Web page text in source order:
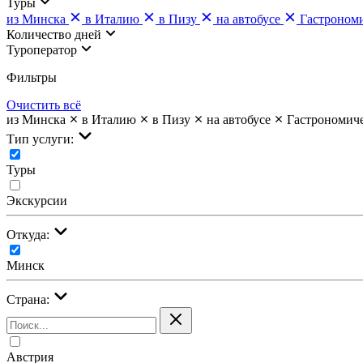
из Минска
в Италию в Пизу на автобусе
Количество дней
Туроператор
Фильтры
Очистить всё
из Минска
в Италию в Пизу на автобусе
Тип услуги:
Туры
Экскурсии
Откуда:
Минск
Страна:
Австрия